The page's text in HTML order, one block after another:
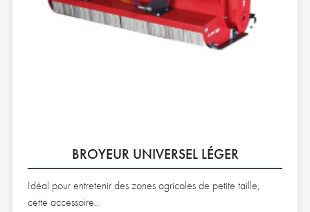
BROYEUR UNIVERSEL LÉGER
Idéal pour entretenir des zones agricoles de petite taille,
cette accessoire..